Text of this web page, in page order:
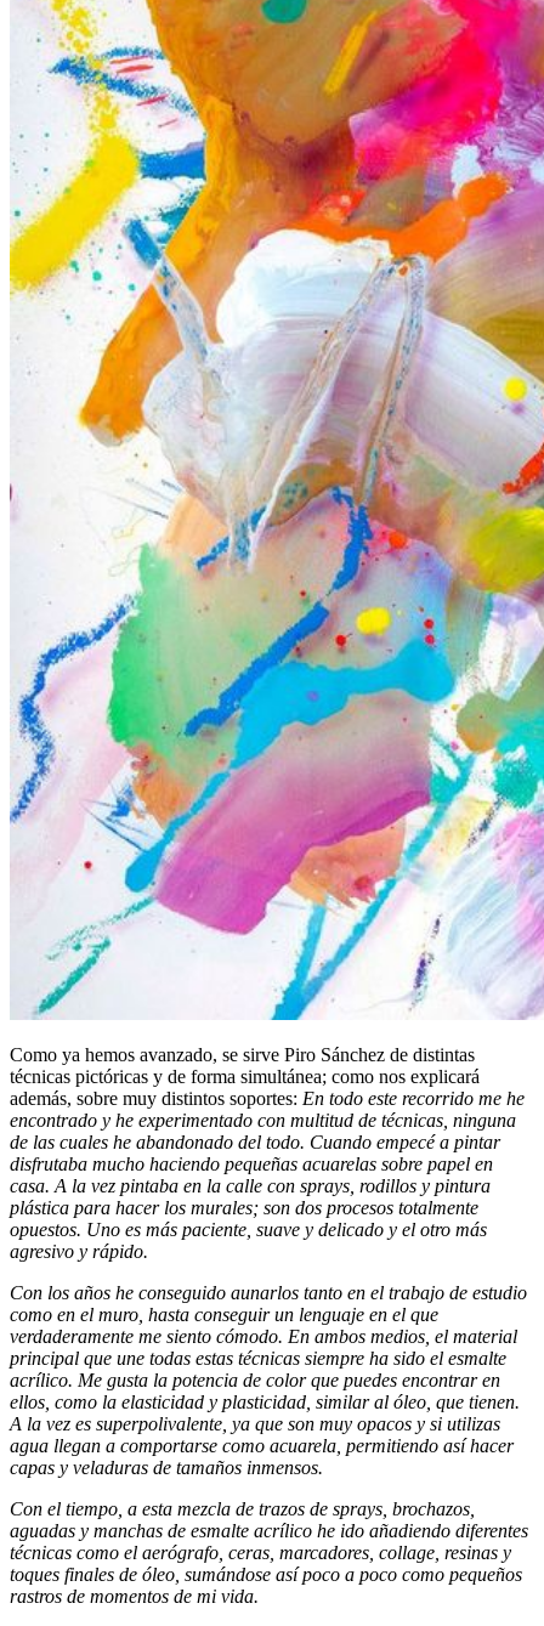
Como ya hemos avanzado, se sirve Piro Sánchez de distintas
técnicas pictóricas y de forma simultánea; como nos explicará
además, sobre muy distintos soportes: En todo este recorrido me he
encontrado y he experimentado con multitud de técnicas, ninguna
de las cuales he abandonado del todo. Cuando empecé a pintar
disfrutaba mucho haciendo pequeñas acuarelas sobre papel en
casa. A la vez pintaba en la calle con sprays, rodillos y pintura
plástica para hacer los murales; son dos procesos totalmente
opuestos. Uno es más paciente, suave y delicado y el otro más
agresivo y rápido.
Con los años he conseguido aunarlos tanto en el trabajo de estudio
como en el muro, hasta conseguir un lenguaje en el que
verdaderamente me siento cómodo. En ambos medios, el material
principal que une todas estas técnicas siempre ha sido el esmalte
acrílico. Me gusta la potencia de color que puedes encontrar en
ellos, como la elasticidad y plasticidad, similar al óleo, que tienen.
A la vez es superpolivalente, ya que son muy opacos y si utilizas
agua llegan a comportarse como acuarela, permitiendo así hacer
capas y veladuras de tamaños inmensos.
Con el tiempo, a esta mezcla de trazos de sprays, brochazos,
aguadas y manchas de esmalte acrílico he ido añadiendo diferentes
técnicas como el aerógrafo, ceras, marcadores, collage, resinas y
toques finales de óleo, sumándose así poco a poco como pequeños
rastros de momentos de mi vida.